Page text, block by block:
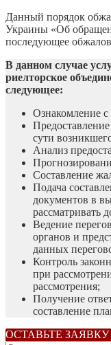
Данный порядок
Украины «Об
последующее
В данном случае
риелторское
следующее:
Ознакомление с
сути
Анализ
Составление
Подача
документов в
рассматривать
Ведение
органов и
данных
Контроль
при
рассмотрения;
Получение
составление
ОСТАВЬТЕ